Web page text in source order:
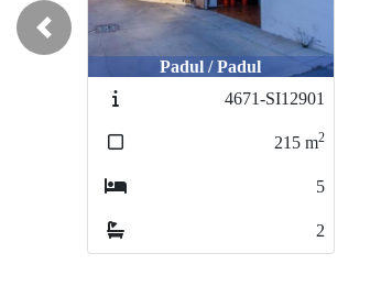
Alhendín / polideportivo
4730-ICC12950
127 m2
4
2
Previous